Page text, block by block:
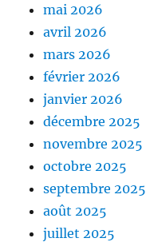
mai 2026
avril 2026
mars 2026
février 2026
janvier 2026
décembre 2025
novembre 2025
octobre 2025
septembre 2025
août 2025
juillet 2025